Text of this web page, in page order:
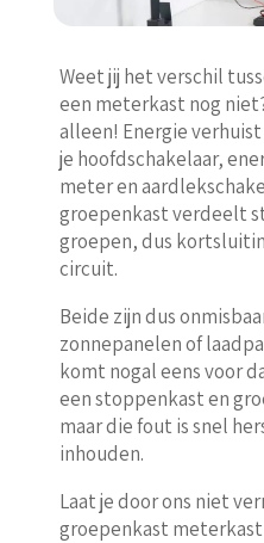
Weet jij het verschil
een meterkast nog
alleen! Energie
je hoofdschakelaar,
meter en
groepenkast verdeelt
groepen, dus
circuit.
Beide zijn dus
zonnepanelen of
komt nogal eens voor
een stoppenkast en
maar die fout is snel
inhouden.
Laat je door ons niet
groepenkast